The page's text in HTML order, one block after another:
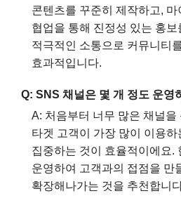
콘텐츠를 꾸준히 제작하고,
협업을 통해 진정성 있는 홍보
적극적인 소통으로 커뮤니티
효과적입니다.
Q: SNS 채널은 몇 개 정도 운영
A: 처음부터 너무 많은 채널을
타겟 고객이 가장 많이 이용하
집중하는 것이 효율적이에요.
운영하여 고객과의 접점을 만
확장해나가는 것을 추천합니